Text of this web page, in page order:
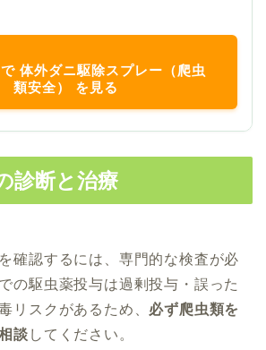
体外ダニ駆除スプレー（爬虫
類安全） を見る
診断と治療
確認するには、専門的な検査が必
の駆虫薬投与は過剰投与・誤った
リスクがあるため、 必ず爬虫類を
談 してください。